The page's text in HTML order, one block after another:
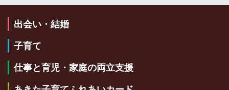
出会い・結婚
子育て
仕事と育児・家庭の両立支援